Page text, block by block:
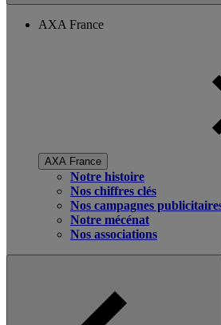
AXA France
AXA France
Notre histoire
Nos chiffres clés
Nos campagnes
Notre mécénat
Nos associations